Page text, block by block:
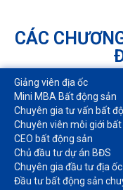
CÁC
Giảng viên địa ốc
Mini MBA Bất động sản
Chuyên gia tư vấn bất
Chuyên viên môi giới
CEO bất động sản
Chủ đầu tư dự án BĐS
Chuyên gia đầu tư địa ốc​
Đầu tư bất động sản